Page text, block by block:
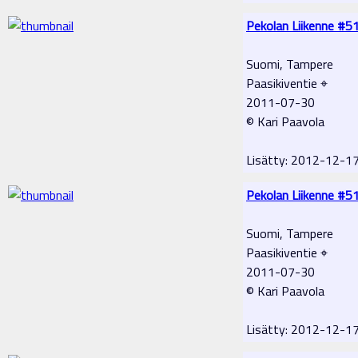
Pekolan Liikenne
Suomi, Tampere
Paasikiventie ⌖
2011-07-30
© Kari Paavola
Lisätty: 2012-12-
Pekolan Liikenne
Suomi, Tampere
Paasikiventie ⌖
2011-07-30
© Kari Paavola
Lisätty: 2012-12-